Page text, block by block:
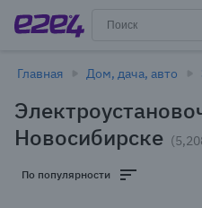
Главная Дом, дача, авто
Новосибирске
По популярности